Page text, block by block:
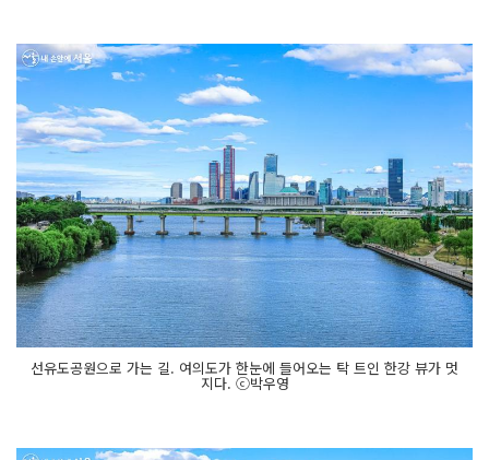
선유도공원으로 가는 길. 여의도가 한눈에 들어오는 탁 트인 한강 뷰가 멋
지다. ⓒ박우영